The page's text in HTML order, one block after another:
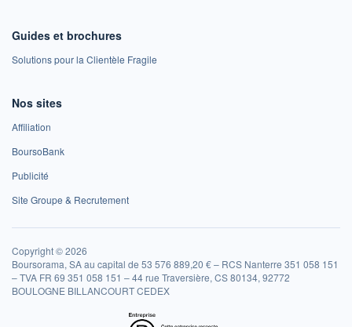
Guides et brochures
Solutions pour la Clientèle Fragile
Nos sites
Affiliation
BoursoBank
Publicité
Site Groupe & Recrutement
Copyright © 2026
Boursorama, SA au capital de 53 576 889,20 € – RCS Nanterre 351 058 151
– TVA FR 69 351 058 151 – 44 rue Traversière, CS 80134, 92772
BOULOGNE BILLANCOURT CEDEX